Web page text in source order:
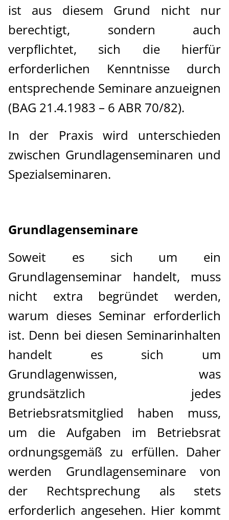
ist aus diesem Grund nicht nur
berechtigt, sondern auch
verpflichtet, sich die hierfür
erforderlichen Kenntnisse durch
entsprechende Seminare anzueignen
(BAG 21.4.1983 – 6 ABR 70/82).
In der Praxis wird unterschieden
zwischen Grundlagenseminaren und
Spezialseminaren.
Grundlagenseminare
Soweit es sich um ein
Grundlagenseminar handelt, muss
nicht extra begründet werden,
warum dieses Seminar erforderlich
ist. Denn bei diesen Seminarinhalten
handelt es sich um
Grundlagenwissen, was
grundsätzlich jedes
Betriebsratsmitglied haben muss,
um die Aufgaben im Betriebsrat
ordnungsgemäß zu erfüllen. Daher
werden Grundlagenseminare von
der Rechtsprechung als stets
erforderlich angesehen. Hier kommt